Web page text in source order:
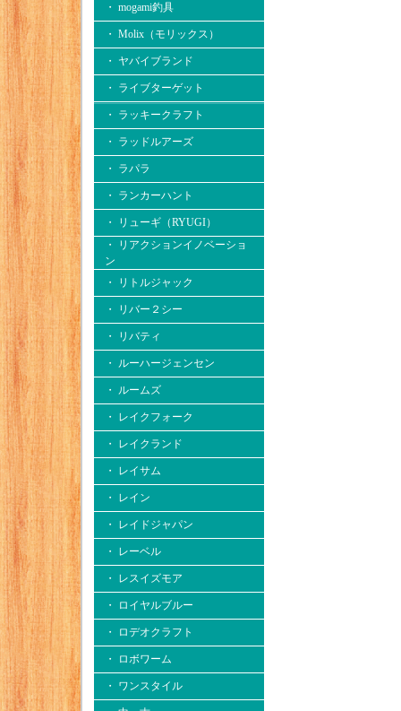
・ mogami釣具
・ Molix（モリックス）
・ ヤバイブランド
・ ライブターゲット
・ ラッキークラフト
・ ラッドルアーズ
・ ラパラ
・ ランカーハント
・ リューギ（RYUGI）
・ リアクションイノベーショ
ン
・ リトルジャック
・ リバー２シー
・ リバティ
・ ルーハージェンセン
・ ルームズ
・ レイクフォーク
・ レイクランド
・ レイサム
・ レイン
・ レイドジャパン
・ レーベル
・ レスイズモア
・ ロイヤルブルー
・ ロデオクラフト
・ ロボワーム
・ ワンスタイル